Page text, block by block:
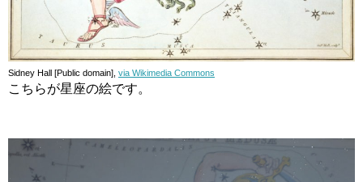
Sidney Hall [Public domain], via Wikimedia Commons
こちらが星座の絵です。